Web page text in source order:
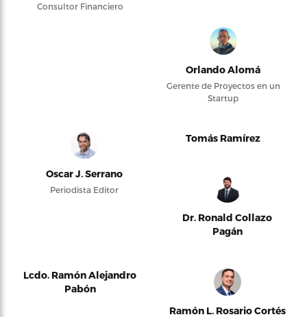
Consultor Financiero
Orlando Alomá
Gerente de Proyectos en un
Startup
Oscar J. Serrano
Periodista Editor
Tomás Ramírez
Dr. Ronald Collazo
Pagán
Lcdo. Ramón Alejandro
Pabón
Ramón L. Rosario Cortés